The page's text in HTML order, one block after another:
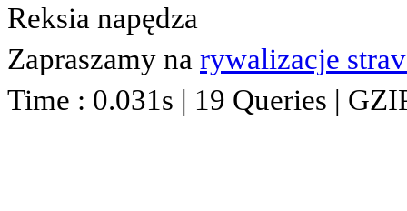
Reksia napędza
Zapraszamy na rywalizacje
Time : 0.031s | 19 Queries |